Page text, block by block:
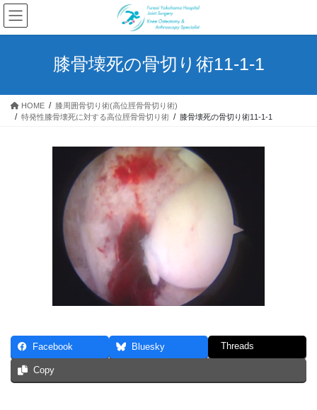
コ
ン
テ
ス
ナ
ビ
ゲ
ン
膝骨壊死の骨切り術11-1-1
HOME
​膝周囲骨切り術(高位脛骨骨切り術)
​特発性膝骨壊死に対する高位脛骨骨切り術
膝骨壊死の骨切り術11-1-1
Facebook Bluesky Threads
Copy